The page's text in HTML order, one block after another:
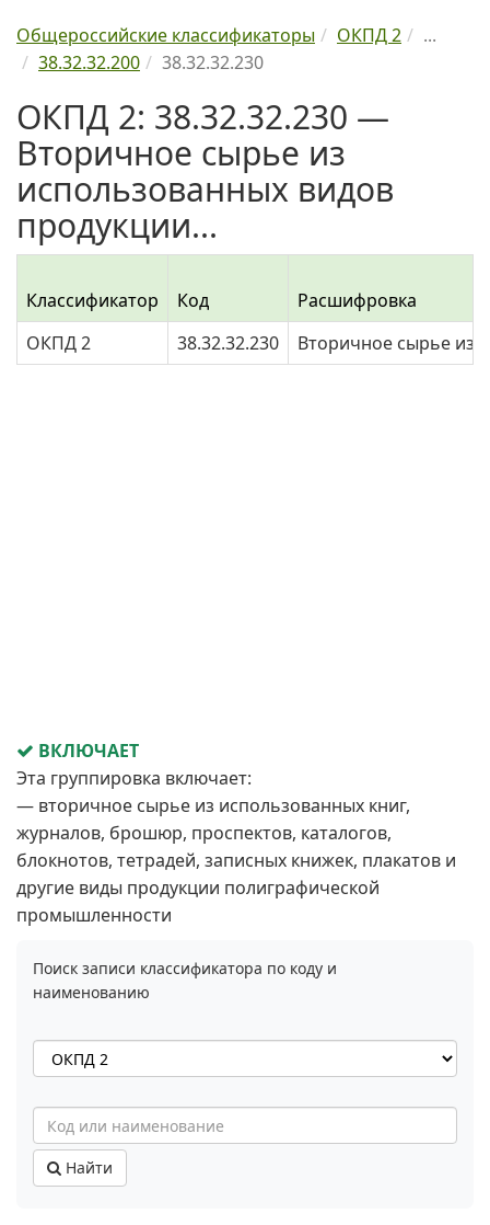
Общероссийские классификаторы ОКПД 2
...
38.32.32.200
38.32.32.230
ОКПД 2: 38.32.32.230 —
Вторичное сырье из
использованных видов
продукции...
Классификатор Код
Расшифровка
ОКПД 2
38.32.32.230 Вторичное сырье из
ВКЛЮЧАЕТ
Эта группировка включает:
— вторичное сырье из использованных книг,
журналов, брошюр, проспектов, каталогов,
блокнотов, тетрадей, записных книжек, плакатов и
другие виды продукции полиграфической
промышленности
Поиск записи классификатора по коду и
наименованию
Найти